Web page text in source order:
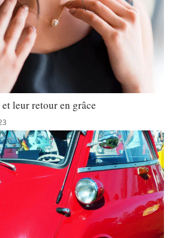
leur retour en grâce